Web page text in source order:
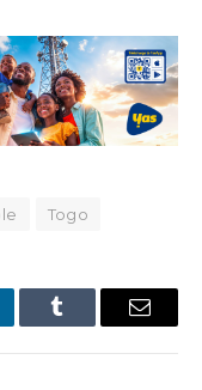
Togo
Tumblr Email